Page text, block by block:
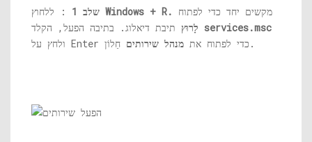
שלב 1 Windows + R. מקשים יחד כדי לפתוח
לָרוּץ services.msc
ולחץ על Enter כדי לפתוח את מנהל שירותים חַלוֹן.